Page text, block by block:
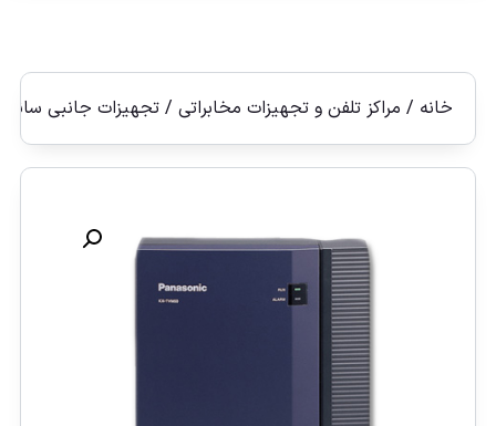
خانه / مراکز تلفن و تجهیزات مخابراتی/ تجهیزات جانبی